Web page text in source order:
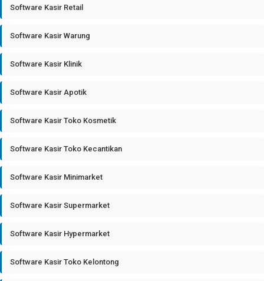
Software Kasir Retail
Software Kasir Warung
Software Kasir Klinik
Software Kasir Apotik
Software Kasir Toko Kosmetik
Software Kasir Toko Kecantikan
Software Kasir Minimarket
Software Kasir Supermarket
Software Kasir Hypermarket
Software Kasir Toko Kelontong